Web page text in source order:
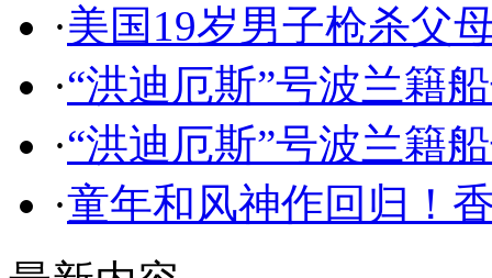
·美国19岁男子枪杀父
·“洪迪厄斯”号波兰籍
·“洪迪厄斯”号波兰籍
·童年和风神作回归！